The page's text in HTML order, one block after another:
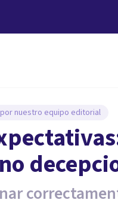
por nuestro equipo editorial